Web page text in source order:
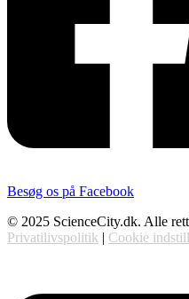
Besøg os på Facebook
© 2025 ScienceCity.dk. Alle
Privatilivspolitik | Cookie